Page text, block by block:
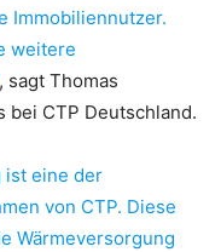
Immobiliennutzer.
weitere
, sagt Thomas
bei CTP Deutschland.
ist eine der
von CTP. Diese
Wärmeversorgung